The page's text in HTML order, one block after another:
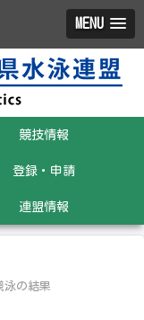
MENU
競技情報
登録・申請
連盟情報
泳の結果